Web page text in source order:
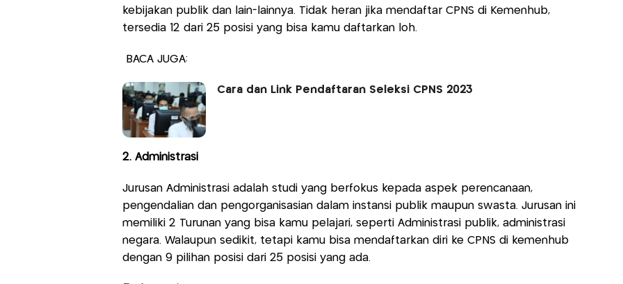
kebijakan publik dan lain-lainnya. Tidak heran jika mendaftar CPNS di Kemenhub,
tersedia 12 dari 25 posisi yang bisa kamu daftarkan loh.
BACA JUGA:
Cara dan Link Pendaftaran Seleksi CPNS 2023
2. Administrasi
Jurusan Administrasi adalah studi yang berfokus kepada aspek perencanaan,
pengendalian dan pengorganisasian dalam instansi publik maupun swasta. Jurusan ini
memiliki 2 Turunan yang bisa kamu pelajari, seperti Administrasi publik, administrasi
negara. Walaupun sedikit, tetapi kamu bisa mendaftarkan diri ke CPNS di kemenhub
dengan 9 pilihan posisi dari 25 posisi yang ada.